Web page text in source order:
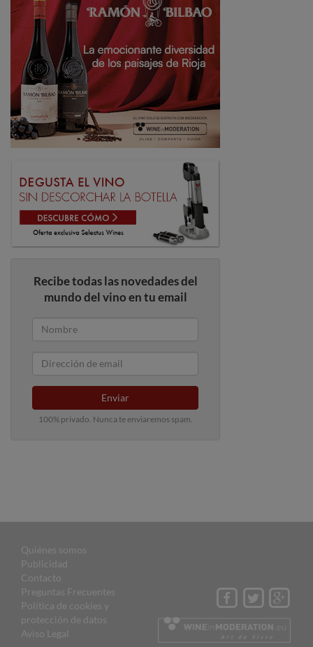
Recibe todas las novedades del
mundo del vino en tu email
Enviar
100% privado. Nunca te enviaremos spam.
Quiénes somos
Publicidad
Contacto
Preguntas Frecuentes
Política de cookies y
protección de datos
Aviso Legal